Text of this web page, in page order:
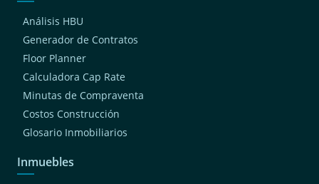
Análisis HBU
Generador de Contratos
Floor Planner
Calculadora Cap Rate
Minutas de Compraventa
Costos Construcción
Glosario Inmobiliarios
Inmuebles